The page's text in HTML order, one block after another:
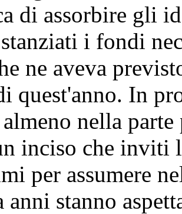
di assorbire gli
i fondi
ne aveva
quest'anno. In
nella
inciso che inviti
per assumere
anni stanno